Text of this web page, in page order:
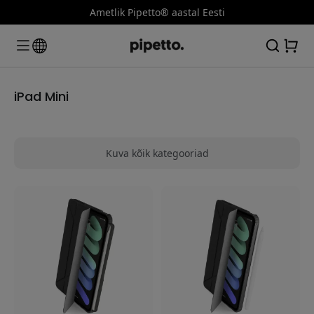
Ametlik Pipetto® aastal Eesti
iPad Mini
Kuva kõik kategooriad